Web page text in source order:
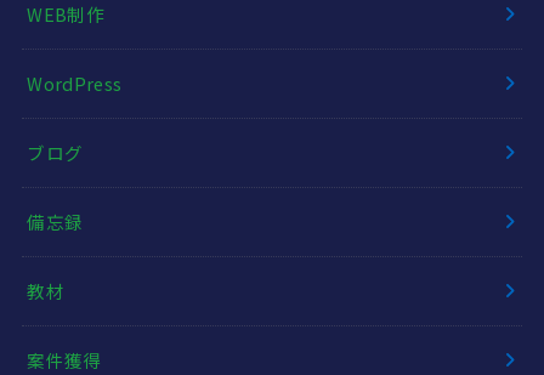
WEB制作
WordPress
ブログ
備忘録
教材
案件獲得